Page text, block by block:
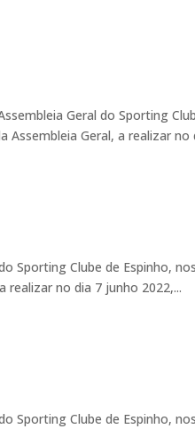
Geral do Sporting
Geral, a realizar no
Sporting Clube de Espinho,
realizar no dia 7 junho 2022,...
Sporting Clube de Espinho,